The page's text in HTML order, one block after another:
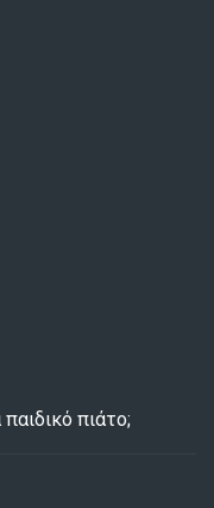
πιάτο;